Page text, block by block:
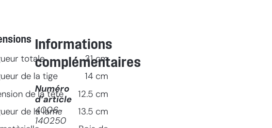
totale 31 cm
de la tige
14 cm
de la tête
12.5 cm
de la lame
13.5 cm
Informations
complémentaires
Numéro
d’article
4006-
140250